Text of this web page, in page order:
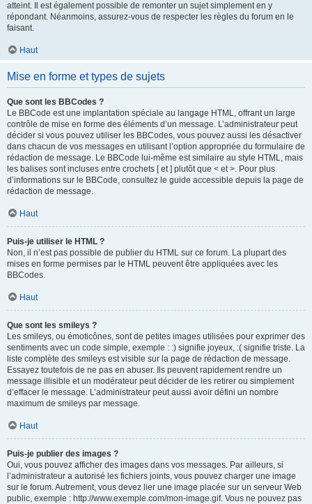
atteint. Il est également possible de remonter un sujet simplement en y
répondant. Néanmoins, assurez-vous de respecter les règles du forum en le
faisant.
Haut
Mise en forme et types de sujets
Que sont les BBCodes ?
Le BBCode est une implantation spéciale au langage HTML, offrant un large
contrôle de mise en forme des éléments d’un message. L’administrateur peut
décider si vous pouvez utiliser les BBCodes, vous pouvez aussi les désactiver
dans chacun de vos messages en utilisant l’option appropriée du formulaire de
rédaction de message. Le BBCode lui-même est similaire au style HTML, mais
les balises sont incluses entre crochets [ et ] plutôt que < et >. Pour plus
d’informations sur le BBCode, consultez le guide accessible depuis la page de
rédaction de message.
Haut
Puis-je utiliser le HTML ?
Non, il n’est pas possible de publier du HTML sur ce forum. La plupart des
mises en forme permises par le HTML peuvent être appliquées avec les
BBCodes.
Haut
Que sont les smileys ?
Les smileys, ou émoticônes, sont de petites images utilisées pour exprimer des
sentiments avec un code simple, exemple : :) signifie joyeux, :( signifie triste. La
liste complète des smileys est visible sur la page de rédaction de message.
Essayez toutefois de ne pas en abuser. Ils peuvent rapidement rendre un
message illisible et un modérateur peut décider de les retirer ou simplement
d’effacer le message. L’administrateur peut aussi avoir défini un nombre
maximum de smileys par message.
Haut
Puis-je publier des images ?
Oui, vous pouvez afficher des images dans vos messages. Par ailleurs, si
l’administrateur a autorisé les fichiers joints, vous pouvez charger une image
sur le forum. Autrement, vous devez lier une image placée sur un serveur Web
public, exemple : http://www.exemple.com/mon-image.gif. Vous ne pouvez pas